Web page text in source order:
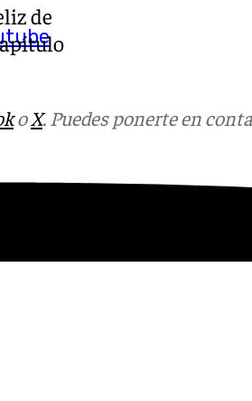
de
oX. Puedes ponerte en